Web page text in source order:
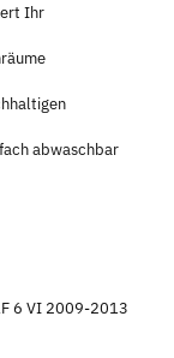
Ihr
abwaschbar
6 VI 2009-2013